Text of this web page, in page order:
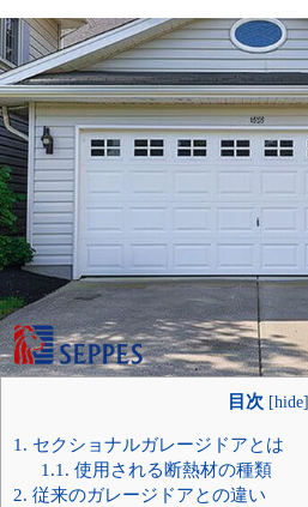
目次 [hide]
1. セクショナルガレージドアとは
1.1. 使用される断熱材の種類
2. 従来のガレージドアとの違い